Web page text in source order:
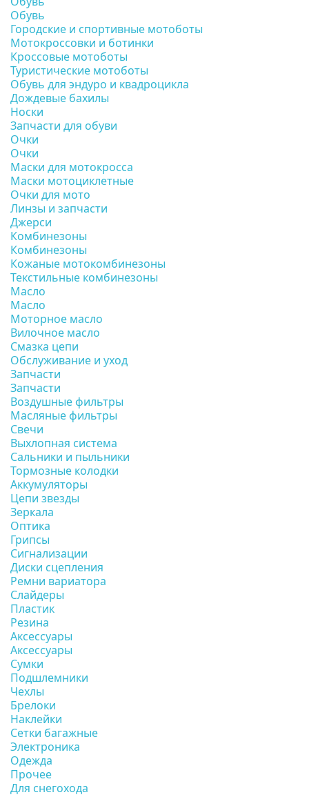
Обувь
Городские и спортивные мотоботы
Мотокроссовки и ботинки
Кроссовые мотоботы
Туристические мотоботы
Обувь для эндуро и квадроцикла
Дождевые бахилы
Носки
Запчасти для обуви
Очки
Очки
Маски для мотокросса
Маски мотоциклетные
Очки для мото
Линзы и запчасти
Джерси
Комбинезоны
Комбинезоны
Кожаные мотокомбинезоны
Текстильные комбинезоны
Масло
Масло
Моторное масло
Вилочное масло
Смазка цепи
Обслуживание и уход
Запчасти
Запчасти
Воздушные фильтры
Масляные фильтры
Свечи
Выхлопная система
Сальники и пыльники
Тормозные колодки
Аккумуляторы
Цепи звезды
Зеркала
Оптика
Грипсы
Сигнализации
Диски сцепления
Ремни вариатора
Слайдеры
Пластик
Резина
Аксессуары
Аксессуары
Сумки
Подшлемники
Чехлы
Брелоки
Наклейки
Сетки багажные
Электроника
Одежда
Прочее
Для снегохода